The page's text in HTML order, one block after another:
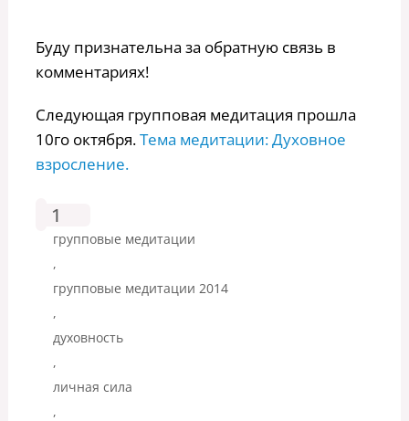
Буду признательна за обратную связь в
комментариях!
Следующая групповая медитация прошла
10го октября.Тема медитации: Духовное
взросление.
групповые медитации
,
групповые медитации 2014
,
духовность
,
личная сила
,
1